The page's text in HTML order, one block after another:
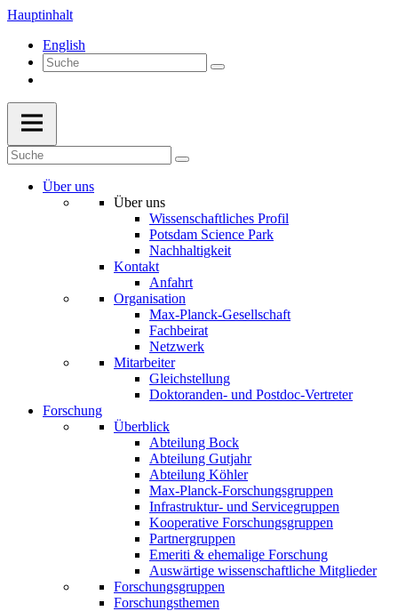
Hauptinhalt
English
Über uns
Über uns
Wissenschaftliches Profil
Potsdam Science Park
Nachhaltigkeit
Kontakt
Anfahrt
Organisation
Max-Planck-Gesellschaft
Fachbeirat
Netzwerk
Mitarbeiter
Gleichstellung
Doktoranden- und Postdoc-Vertreter
Forschung
Überblick
Abteilung Bock
Abteilung Gutjahr
Abteilung Köhler
Max-Planck-Forschungsgruppen
Infrastruktur- und Servicegruppen
Kooperative Forschungsgruppen
Partnergruppen
Emeriti & ehemalige Forschung
Auswärtige wissenschaftliche Mitglieder
Forschungsgruppen
Forschungsthemen